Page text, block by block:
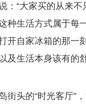
：“大家买的从来
种生活方式属于每
开自家冰箱的那一
及生活本身该有的
街头的“时光客厅”